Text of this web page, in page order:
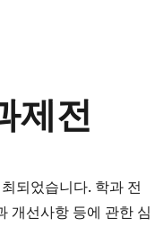
제전
되었습니다. 학과 전
개선사항 등에 관한 심